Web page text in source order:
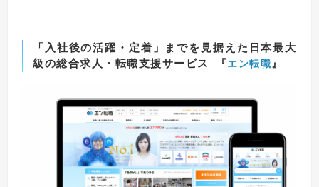
「入社後の活躍・定着」までを見据えた 日本最大
級の総合求人・転職支援サービス
『エン転職』